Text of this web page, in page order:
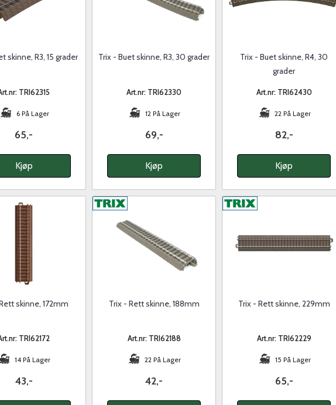
skinne, R3, 15 grader
TRI62315
6 På Lager
65,-
Kjøp
Trix - Buet skinne, R3, 30 grader
Art.nr: TRI62330
12 På Lager
69,-
Kjøp
Trix - Buet skinne, R4, 30
grader
Art.nr: TRI62430
22 På Lager
82,-
Kjøp
skinne, 172mm
TRI62172
14 På Lager
43,-
Trix - Rett skinne, 188mm
Art.nr: TRI62188
22 På Lager
42,-
Trix - Rett skinne, 229mm
Art.nr: TRI62229
15 På Lager
65,-